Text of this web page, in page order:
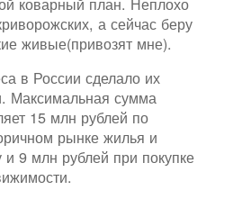
а сейчас беру
живые(привозят мне).
в России сделало их
Максимальная сумма
15 млн рублей по
рынке жилья и
9 млн рублей при покупке